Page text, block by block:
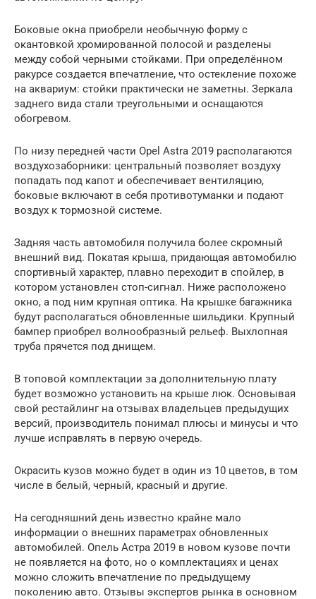
Боковые окна приобрели необычную форму с
окантовкой хромированной полосой и разделены
между собой черными стойками. При определённом
ракурсе создается впечатление, что остекление похоже
на аквариум: стойки практически не заметны. Зеркала
заднего вида стали треугольными и оснащаются
обогревом.
По низу передней части Opel Astra 2019 располагаются
воздухозаборники: центральный позволяет воздуху
попадать под капот и обеспечивает вентиляцию,
боковые включают в себя противотуманки и подают
воздух к тормозной системе.
Задняя часть автомобиля получила более скромный
внешний вид. Покатая крыша, придающая автомобилю
спортивный характер, плавно переходит в спойлер, в
котором установлен стоп-сигнал. Ниже расположено
окно, а под ним крупная оптика. На крышке багажника
будут располагаться обновленные шильдики. Крупный
бампер приобрел волнообразный рельеф. Выхлопная
труба прячется под днищем.
В топовой комплектации за дополнительную плату
будет возможно установить на крыше люк. Основывая
свой рестайлинг на отзывах владельцев предыдущих
версий, производитель понимал плюсы и минусы и что
лучше исправлять в первую очередь.
Окрасить кузов можно будет в один из 10 цветов, в том
числе в белый, черный, красный и другие.
На сегодняшний день известно крайне мало
информации о внешних параметрах обновленных
автомобилей. Опель Астра 2019 в новом кузове почти
не появляется на фото, но о комплектациях и ценах
можно сложить впечатление по предыдущему
поколению авто. Отзывы экспертов рынка в основном